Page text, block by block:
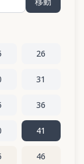
26
31
36
41
46